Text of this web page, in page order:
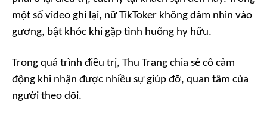
một số video ghi lại, nữ TikToker không dám nhìn vào
gương, bật khóc khi gặp tình huống hy hữu.
Trong quá trình điều trị, Thu Trang chia sẻ cô cảm
động khi nhận được nhiều sự giúp đỡ, quan tâm của
người theo dõi.